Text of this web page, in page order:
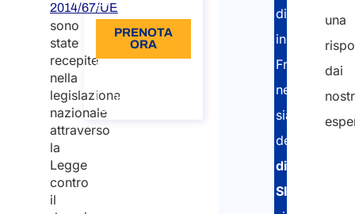
2014/67/UE
sono
state
recepite
nella
legislazione
nazionale
attraverso
la
Legge
contro
il
PRENOTA
ORA
chiamata
distaccati
in
Francia
sia
della
SIPSI
una
dai